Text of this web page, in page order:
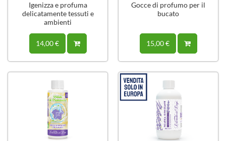
Igenizza e profuma
delicatamente tessuti e
ambienti
14,00 €
Gocce di profumo per il
bucato
15,00 €